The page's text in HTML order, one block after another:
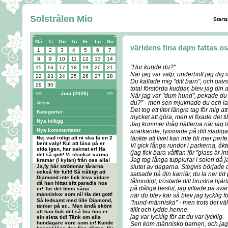
Solstrålen Mio
Må Ti On To Fr Lö
Sö
1
2 3 4 5 6
7
8
9 10 11 12 13
14
15
16 17 18 19 20
21
22
23 24 25 26 27
28
29
30
<<
Juni (2026)
>>
Arkiv
Kategorier
Nya inlägg
Nya kommentarer
Nej vad roligt att ni ska få en 2
bent valp! Kul att läsa på er
sida igen, har saknat er! Ha
det så gott! Vi skickar varma
kramar (i kylan) från oss alla!
Ja,fy här strömmar tårarna
också för fullt! Så tråkigt att
Diamond inte fick leva vidare
då han hittat sitt paradis hos
er! Tur det finns såna
människor som ni! Ha det gott!
Så ledsamt med lille Diamond,
tänker på er... Men ändå skönt
att han fick det så bra hos er
sin sista tid! Tänk om alla
hundägare vore som er! Kunde
världens fina dajm fattas
"Hur kunde du?"
När jag var valp, underhöll jag dig
Du kallade mig "ditt barn", och
total förstörda kuddar, blev jag din
När jag var "dum hund", pekade
du?" - men sen mjuknade du och
Det tog ett litet längre tag för mig
mycket att göra, men vi fixade det
Jag kommer ihåg nätterna när jag
snarkande, lyssnade på ditt
tänkte att livet kan inte bli mer
Vi gick långa rundor i parkerna,
(jag fick bara våfflan för "glass är
Jag tog långa tupplurar i solen då
slutet av dagarna. Stegvis började
satsade på din karriär, du la ner
tålmodigt, tröstade ditt brustna
på dåliga beslut, jag viftade på
när du blev kär så blev jag lycklig
"hund-människa" - men trots det
tillit och lydde henne.
jag var lycklig för att du var lycklig.
Sen kom människo barnen, och